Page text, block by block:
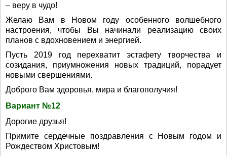
– веру в чудо!
Желаю Вам в Новом году особенного волшебного
настроения, чтобы Вы начинали реализацию своих
планов с вдохновением и энергией.
Пусть 2019 год перехватит эстафету творчества и
созидания, приумножения новых традиций, порадует
новыми свершениями.
Доброго Вам здоровья, мира и благополучия!
Вариант №12
Дорогие друзья!
Примите сердечные поздравления с Новым годом и
Рождеством Христовым!